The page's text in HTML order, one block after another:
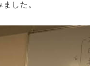
した。